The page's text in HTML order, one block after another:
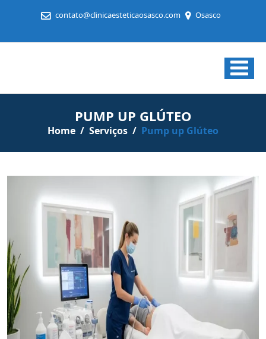
contato@clinicaesteticaosasco.com Osasco
PUMP UP GLÚTEO
Home / Serviços / Pump up Glúteo